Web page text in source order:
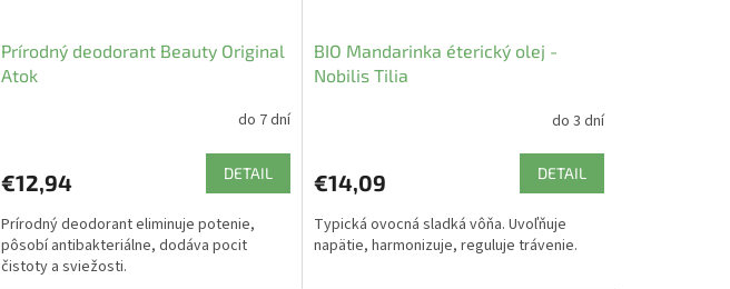
Prírodný deodorant Beauty Original
Atok
do 7 dní
€12,94 DETAIL
Prírodný deodorant eliminuje potenie,
pôsobí antibakteriálne, dodáva pocit
čistoty a sviežosti.
BIO Mandarinka éterický olej -
Nobilis Tilia
do 3 dní
€14,09 DETAIL
Typická ovocná sladká vôňa. Uvoľňuje
napätie, harmonizuje, reguluje trávenie.